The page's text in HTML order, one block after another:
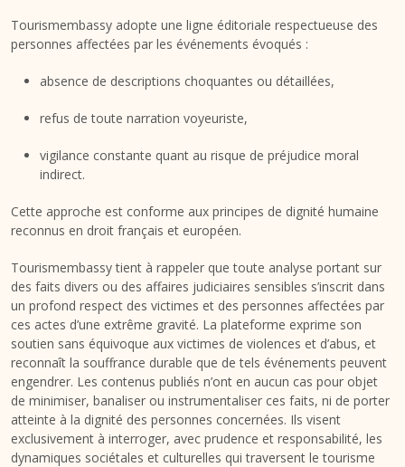
Tourismembassy adopte une ligne éditoriale respectueuse des
personnes affectées par les événements évoqués :
absence de descriptions choquantes ou détaillées,
refus de toute narration voyeuriste,
vigilance constante quant au risque de préjudice moral
indirect.
Cette approche est conforme aux principes de dignité humaine
reconnus en droit français et européen.
Tourismembassy tient à rappeler que toute analyse portant sur
des faits divers ou des affaires judiciaires sensibles s’inscrit dans
un profond respect des victimes et des personnes affectées par
ces actes d’une extrême gravité. La plateforme exprime son
soutien sans équivoque aux victimes de violences et d’abus, et
reconnaît la souffrance durable que de tels événements peuvent
engendrer. Les contenus publiés n’ont en aucun cas pour objet
de minimiser, banaliser ou instrumentaliser ces faits, ni de porter
atteinte à la dignité des personnes concernées. Ils visent
exclusivement à interroger, avec prudence et responsabilité, les
dynamiques sociétales et culturelles qui traversent le tourisme